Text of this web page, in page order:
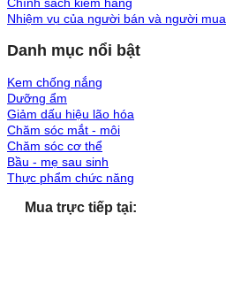
Chính sách kiểm hàng
Nhiệm vụ của người bán và người mua
Danh mục nổi bật
Kem chống nắng
Dưỡng ẩm
Giảm dấu hiệu lão hóa
Chăm sóc mắt - môi
Chăm sóc cơ thể
Bầu - mẹ sau sinh
Thực phẩm chức năng
Mua trực tiếp tại: